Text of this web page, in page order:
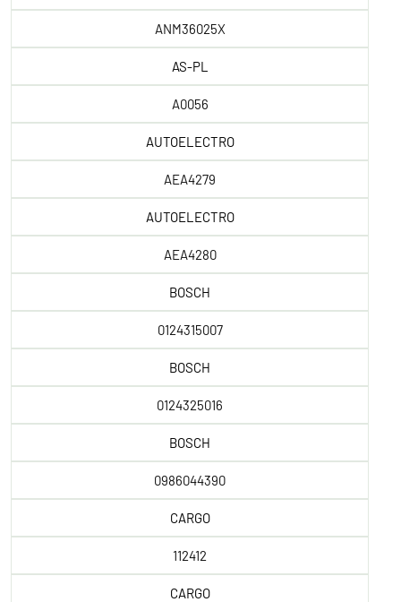
ANM36025X
AS-PL
A0056
AUTOELECTRO
AEA4279
AUTOELECTRO
AEA4280
BOSCH
0124315007
BOSCH
0124325016
BOSCH
0986044390
CARGO
112412
CARGO